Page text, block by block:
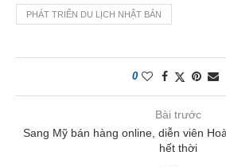
PHÁT TRIỂN DU LỊCH NHẬT BẢN
0
Bài trước
Sang Mỹ bán hàng online, diễn viên
hết thời